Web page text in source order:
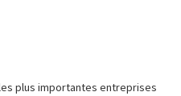
plus importantes entreprises